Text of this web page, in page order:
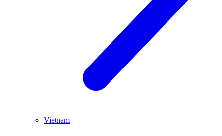
Vietnam